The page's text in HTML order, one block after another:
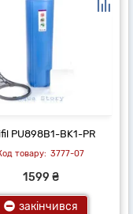
PU898B1-BK1-PR
3777-07
1599 ₴
закінчився